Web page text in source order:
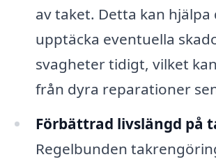
av taket. Detta kan hjälpa
upptäcka eventuella
svagheter tidigt, vilket
från dyra reparationer
Förbättrad livslängd på
Regelbunden